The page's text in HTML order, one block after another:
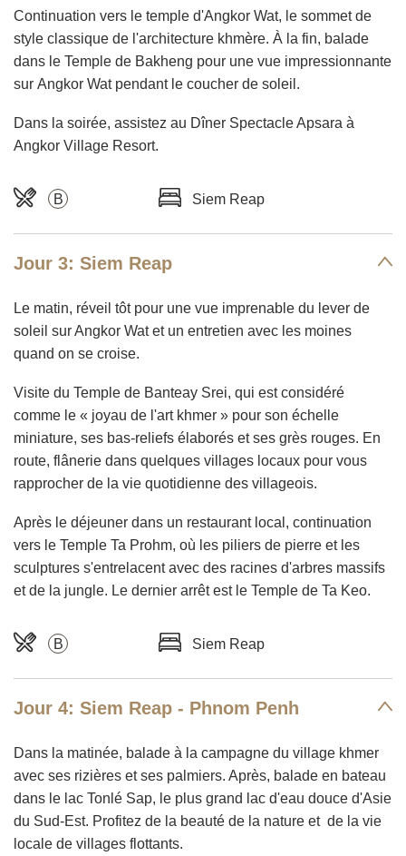
Continuation vers le temple d'Angkor Wat, le sommet de
style classique de l'architecture khmère. À la fin, balade
dans le Temple de Bakheng pour une vue impressionnante
sur Angkor Wat pendant le coucher de soleil.
Dans la soirée, assistez au Dîner Spectacle Apsara à
Angkor Village Resort.
B Siem Reap
Jour 3: Siem Reap
Le matin, réveil tôt pour une vue imprenable du lever de
soleil sur Angkor Wat et un entretien avec les moines
quand on se croise.
Visite du Temple de Banteay Srei, qui est considéré
comme le « joyau de l'art khmer » pour son échelle
miniature, ses bas-reliefs élaborés et ses grès rouges. En
route, flânerie dans quelques villages locaux pour vous
rapprocher de la vie quotidienne des villageois.
Après le déjeuner dans un restaurant local, continuation
vers le Temple Ta Prohm, où les piliers de pierre et les
sculptures s'entrelacent avec des racines d'arbres massifs
et de la jungle. Le dernier arrêt est le Temple de Ta Keo.
B Siem Reap
Jour 4: Siem Reap - Phnom Penh
Dans la matinée, balade à la campagne du village khmer
avec ses rizières et ses palmiers. Après, balade en bateau
dans le lac Tonlé Sap, le plus grand lac d'eau douce d'Asie
du Sud-Est. Profitez de la beauté de la nature et de la vie
locale de villages flottants.